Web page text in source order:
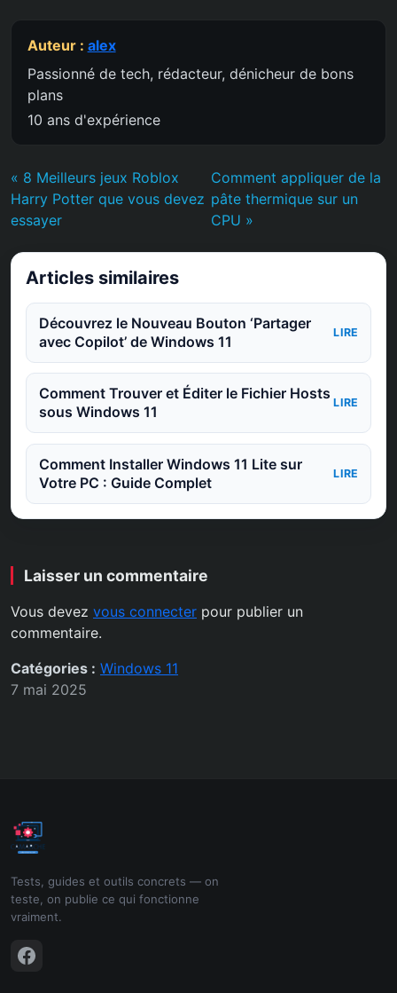
Auteur : alex
Passionné de tech, rédacteur, dénicheur de bons
plans
10 ans d'expérience
« 8 Meilleurs jeux Roblox
Harry Potter que vous devez
essayer
Comment appliquer de la
pâte thermique sur un
CPU »
Articles similaires
Découvrez le Nouveau Bouton ‘Partager
avec Copilot’ de Windows 11
LIRE
Comment Trouver et Éditer le Fichier Hosts
sous Windows 11
LIRE
Comment Installer Windows 11 Lite sur
Votre PC : Guide Complet
LIRE
Laisser un commentaire
Vous devez vous connecter pour publier un
commentaire.
Catégories : Windows 11
7 mai 2025
Tests, guides et outils concrets — on
teste, on publie ce qui fonctionne
vraiment.